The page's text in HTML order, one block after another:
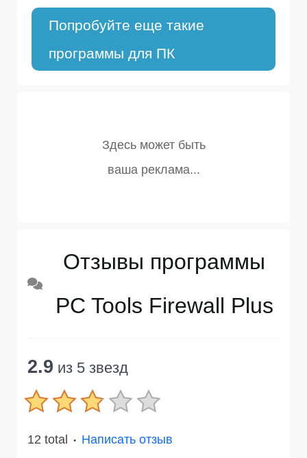
Попробуйте еще такие
программы для ПК
Отзывы программы
PC Tools Firewall Plus
2.9 из 5 звезд
12 total ● Написать отзыв